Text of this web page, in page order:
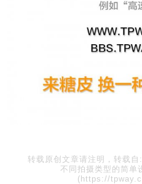
转载原创文章请注明，转载自:
不同拍摄类型的简单
(https://